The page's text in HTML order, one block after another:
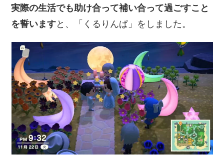
実際の生活でも助け合って補い合って過ごすこと
を誓いますと、「くるりんぱ」をしました。